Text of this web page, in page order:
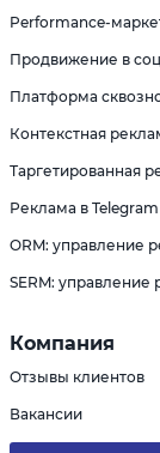
Performance-
Продвижение в
Платформа
Контекстная
Таргетированная
Реклама в Telegram
ORM: управление
SERM: управление
Компания
Отзывы клиентов
Вакансии